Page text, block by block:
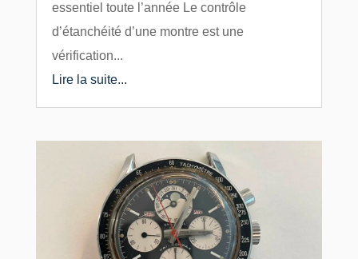
essentiel toute l’année Le contrôle
d’étanchéité d’une montre est une
vérification...
Lire la suite...